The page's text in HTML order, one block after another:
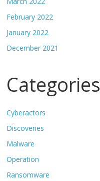
February 2022
January 2022
December 2021
Categories
Cyberactors
Discoveries
Malware
Operation
Ransomware